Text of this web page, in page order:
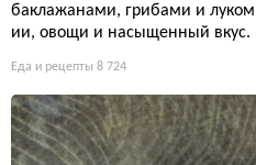
баклажанами, грибами и
ии, овощи и насыщенный вкус.
Еда и рецепты 8 724